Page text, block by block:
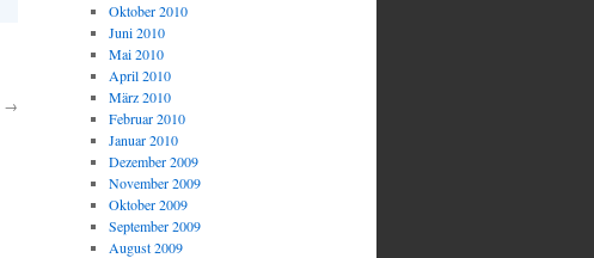
→
Oktober 2010
Juni 2010
Mai 2010
April 2010
März 2010
Februar 2010
Januar 2010
Dezember 2009
November 2009
Oktober 2009
September 2009
August 2009